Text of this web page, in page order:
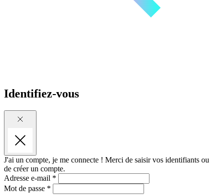
Identifiez-vous
J'ai un compte, je me connecte ! Merci de saisir vos identifiants ou
de créer un compte.
Adresse e-mail *
Mot de passe *